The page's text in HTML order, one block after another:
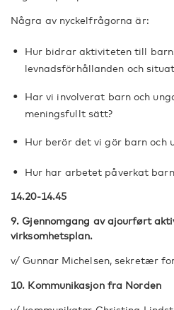
Några av nyckelfrågorna är:
Hur bidrar aktiviteten till
levnadsförhållanden och
Har vi involverat barn och
meningsfullt sätt?
Hur berör det vi gör barn och
Hur har arbetet påverkat barn
14.20-14.45
9. Gjennomgang av ajourført
virksomhetsplan.
v/ Gunnar Michelsen, sekretær
10. Kommunikasjon fra Norden